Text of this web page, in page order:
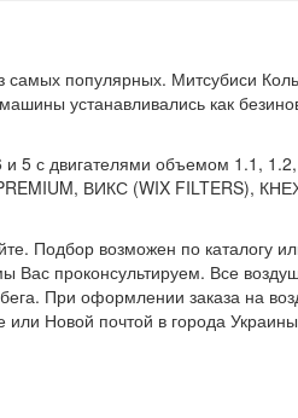
популярных. Митсубиси
устанавливались как
5 с двигателями объемом 1.1,
ВИКС (WIX FILTERS),
Подбор возможен по каталогу
Вас проконсультируем. Все
При оформлении заказа на
или Новой почтой в города